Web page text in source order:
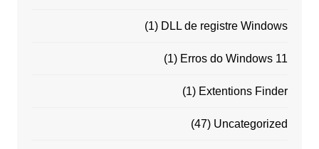
DLL de registre Windows
(1)
Erros do Windows 11
(1)
Extentions Finder
(1)
Uncategorized
(47)